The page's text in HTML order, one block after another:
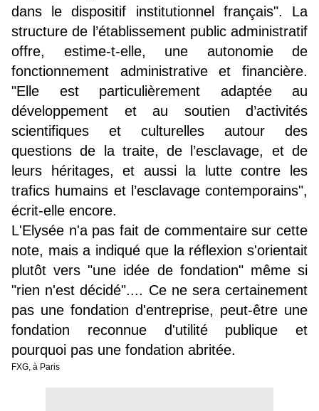
dans le dispositif institutionnel français". La
structure de l’établissement public administratif
offre, estime-t-elle, une autonomie de
fonctionnement administrative et financière.
"Elle est particulièrement adaptée au
développement et au soutien d’activités
scientifiques et culturelles autour des
questions de la traite, de l’esclavage, et de
leurs héritages, et aussi la lutte contre les
trafics humains et l’esclavage contemporains",
écrit-elle encore.
L'Elysée n'a pas fait de commentaire sur cette
note, mais a indiqué que la réflexion s'orientait
plutôt vers "une idée de fondation" même si
"rien n'est décidé".... Ce ne sera certainement
pas une fondation d'entreprise, peut-être une
fondation reconnue d'utilité publique et
pourquoi pas une fondation abritée.
FXG, à Paris